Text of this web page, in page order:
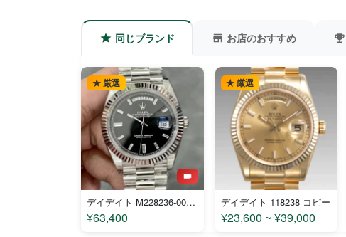
同じブランド お店のおすすめ
★ 厳選
デイデイト M228236-0004 コピー
¥63,400
★ 厳選
デイデイト 118238 コピー
¥23,600 ~ ¥39,000